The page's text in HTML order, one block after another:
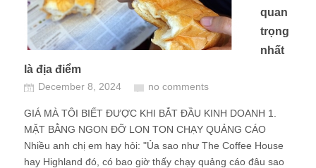
quan
trọng
nhất
là địa điểm
December 8, 2024 no comments
GIÁ MÀ TÔI BIẾT ĐƯỢC KHI BẮT ĐẦU KINH DOANH 1.
MẶT BẰNG NGON ĐỠ LON TON CHẠY QUẢNG CÁO
Nhiều anh chị em hay hỏi: "Ủa sao như The Coffee House
hay Highland đó, có bao giờ thấy chạy quảng cáo đâu sao